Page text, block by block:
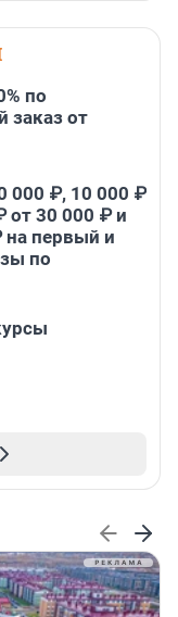
по
заказ от
000 ₽, 10 000 ₽
от 30 000 ₽ и
на первый и
по